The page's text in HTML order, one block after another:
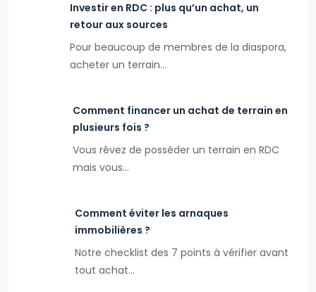
Investir en RDC : plus qu’un achat, un
retour aux sources
Pour beaucoup de membres de la diaspora,
acheter un terrain…
Comment financer un achat de terrain en
plusieurs fois ?
Vous rêvez de posséder un terrain en RDC
mais vous…
Comment éviter les arnaques
immobilières ?
Notre checklist des 7 points à vérifier avant
tout achat…